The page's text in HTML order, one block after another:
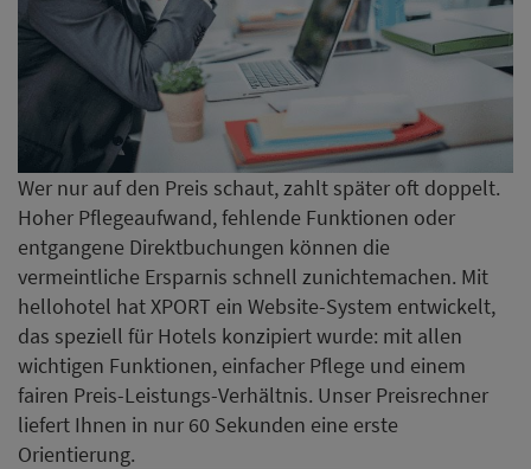
Wer nur auf den Preis schaut, zahlt später oft doppelt.
Hoher Pflegeaufwand, fehlende Funktionen oder
entgangene Direktbuchungen können die
vermeintliche Ersparnis schnell zunichtemachen. Mit
hellohotel hat XPORT ein Website-System entwickelt,
das speziell für Hotels konzipiert wurde: mit allen
wichtigen Funktionen, einfacher Pflege und einem
fairen Preis-Leistungs-Verhältnis. Unser Preisrechner
liefert Ihnen in nur 60 Sekunden eine erste
Orientierung.